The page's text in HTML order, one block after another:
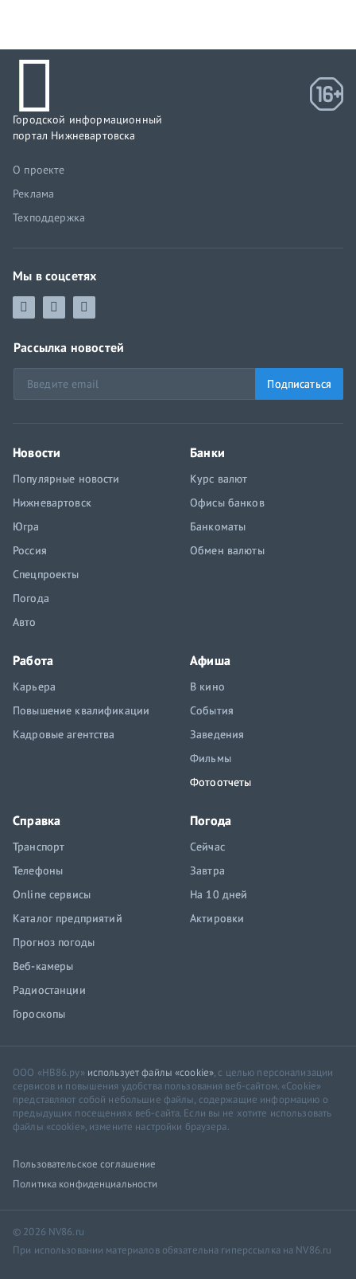
Городской информационный
портал Нижневартовска
О проекте
Реклама
Техподдержка
Мы в соцсетях
Рассылка новостей
Подписаться
Новости
Популярные новости
Нижневартовск
Югра
Россия
Спецпроекты
Погода
Авто
Банки
Курс валют
Офисы банков
Банкоматы
Обмен валюты
Работа
Карьера
Повышение квалификации
Кадровые агентства
Афиша
В кино
События
Заведения
Фильмы
Фотоотчеты
Справка
Транспорт
Телефоны
Online сервисы
Каталог предприятий
Прогноз погоды
Веб-камеры
Радиостанции
Гороскопы
Погода
Сейчас
Завтра
На 10 дней
Актировки
ООО «НВ86.ру» использует файлы «cookie», с целью персонализации
сервисов и повышения удобства пользования веб-сайтом. «Cookie»
представляют собой небольшие файлы, содержащие информацию о
предыдущих посещениях веб-сайта. Если вы не хотите использовать
файлы «cookie», измените настройки браузера.
Пользовательское соглашение
Политика конфиденциальности
© 2026 NV86.ru
При использовании материалов обязательна гиперссылка на NV86.ru